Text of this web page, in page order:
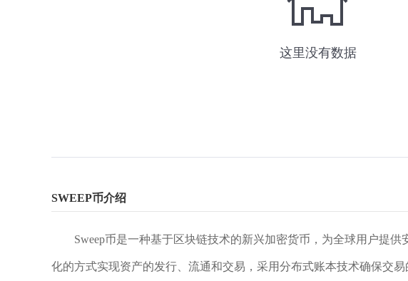
SWEEP币介绍
Sweep币是一种基于区块链技术的新兴加密货币，为全球用户提
化的方式实现资产的发行、流通和交易，采用分布式账本技术确保交